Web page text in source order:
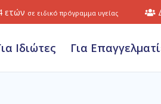
ετών σε ειδικό πρόγραμμα υγείας
Ιδιώτες Για